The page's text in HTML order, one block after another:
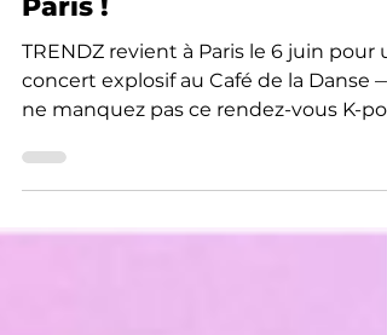
Parlons de leur retour à
Paris !
TRENDZ revient à Paris le 6 juin pour
concert explosif au Café de la Danse —
ne manquez pas ce rendez-vous K-
incontournable !